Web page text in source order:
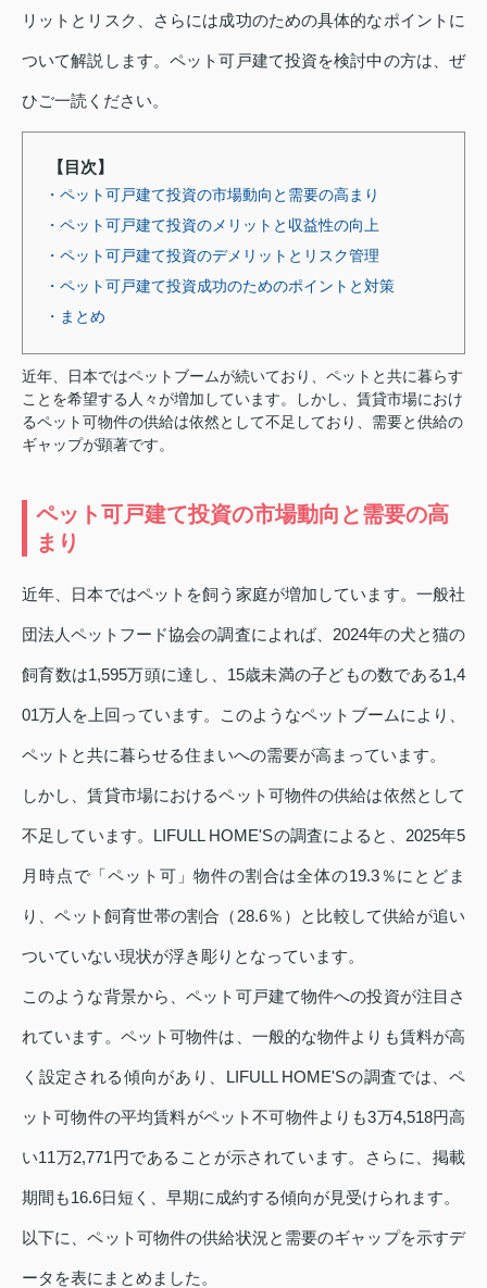
リットとリスク、さらには成功のための具体的なポイントに
ついて解説します。ペット可戸建て投資を検討中の方は、ぜ
ひご一読ください。
【目次】
・ペット可戸建て投資の市場動向と需要の高まり
・ペット可戸建て投資のメリットと収益性の向上
・ペット可戸建て投資のデメリットとリスク管理
・ペット可戸建て投資成功のためのポイントと対策
・まとめ
近年、日本ではペットブームが続いており、ペットと共に暮らす
ことを希望する人々が増加しています。しかし、賃貸市場におけ
るペット可物件の供給は依然として不足しており、需要と供給の
ギャップが顕著です。
ペット可戸建て投資の市場動向と需要の高
まり
近年、日本ではペットを飼う家庭が増加しています。一般社
団法人ペットフード協会の調査によれば、2024年の犬と猫の
飼育数は1,595万頭に達し、15歳未満の子どもの数である1,4
01万人を上回っています。このようなペットブームにより、
ペットと共に暮らせる住まいへの需要が高まっています。
しかし、賃貸市場におけるペット可物件の供給は依然として
不足しています。LIFULL HOME'Sの調査によると、2025年5
月時点で「ペット可」物件の割合は全体の19.3％にとどま
り、ペット飼育世帯の割合（28.6％）と比較して供給が追い
ついていない現状が浮き彫りとなっています。
このような背景から、ペット可戸建て物件への投資が注目さ
れています。ペット可物件は、一般的な物件よりも賃料が高
く設定される傾向があり、LIFULL HOME'Sの調査では、ペ
ット可物件の平均賃料がペット不可物件よりも3万4,518円高
い11万2,771円であることが示されています。さらに、掲載
期間も16.6日短く、早期に成約する傾向が見受けられます。
以下に、ペット可物件の供給状況と需要のギャップを示すデ
ータを表にまとめました。